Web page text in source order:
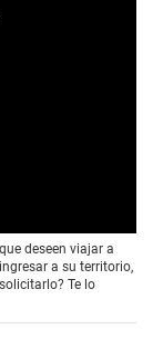
deseen viajar a
a su territorio,
Te lo